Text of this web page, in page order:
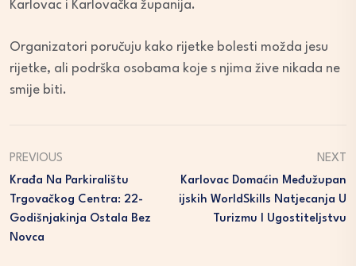
Karlovac i Karlovačka županija.
Organizatori poručuju kako rijetke bolesti možda jesu
rijetke, ali podrška osobama koje s njima žive nikada ne
smije biti.
PREVIOUS
Krađa Na Parkiralištu
Trgovačkog Centra: 22-
Godišnjakinja Ostala Bez
Novca
NEXT
Karlovac Domaćin Međužupan
Ijskih WorldSkills Natjecanja U
Turizmu I Ugostiteljstvu